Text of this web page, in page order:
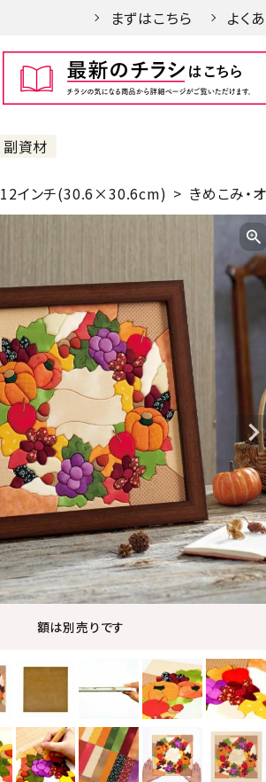
まずはこちら よく
副資材
12インチ(30.6×30.6cm) きめこみ・
額は別売りです